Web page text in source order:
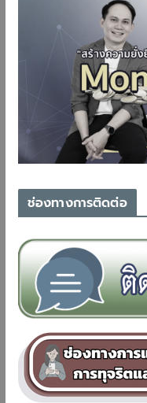
ช่องทางการติดต่อ